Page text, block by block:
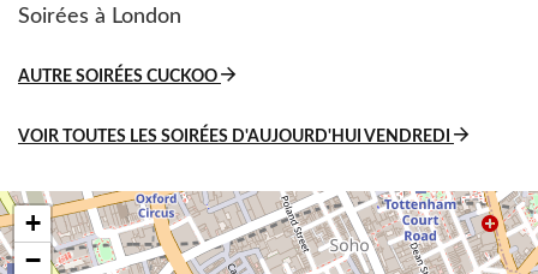
Soirées à London
AUTRE SOIRÉES CUCKOO
VOIR TOUTES LES SOIRÉES D'AUJOURD'HUI VENDREDI